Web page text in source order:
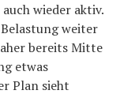
wieder aktiv.
weiter
bereits Mitte
etwas
Plan sieht